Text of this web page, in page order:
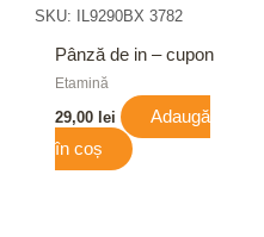
SKU: IL9290BX 3782
Pânză de in – cupon
Etamină
29,00 lei
Adaugă
în coș